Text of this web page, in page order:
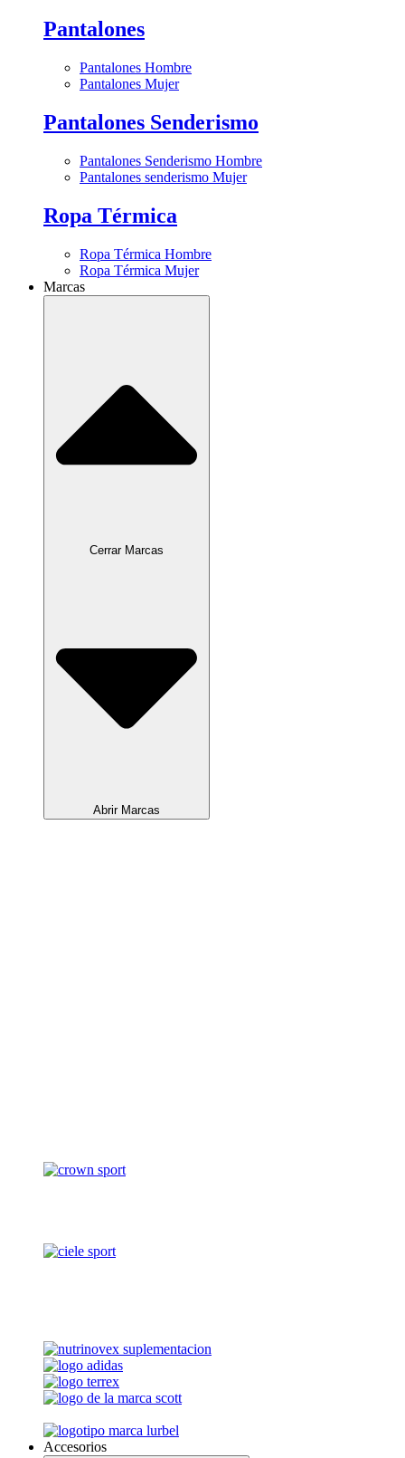
Pantalones
Pantalones Hombre
Pantalones Mujer
Pantalones Senderismo
Pantalones Senderismo Hombre
Pantalones senderismo Mujer
Ropa Térmica
Ropa Térmica Hombre
Ropa Térmica Mujer
Marcas
Cerrar Marcas
Abrir Marcas
Accesorios